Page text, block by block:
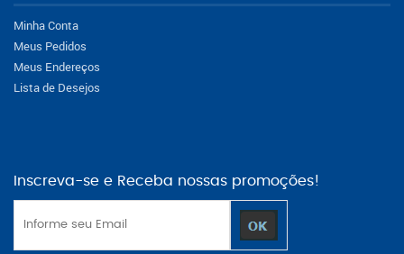
Minha Conta
Meus Pedidos
Meus Endereços
Lista de Desejos
Inscreva-se e Receba nossas promoções!